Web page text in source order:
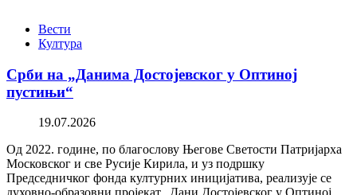
Вести
Култура
Срби на „Данима Достојевског у Оптиној
пустињи“
19.07.2026
Од 2022. године, по благослову Његове Светости Патријарха
Московског и све Русије Кирила, и уз подршку
Председничког фонда културних иницијатива, реализује се